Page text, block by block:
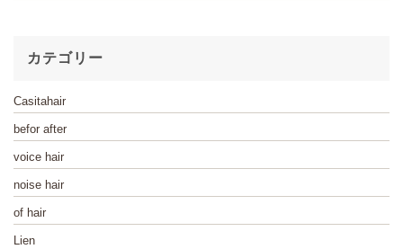
カテゴリー
Casitahair
befor after
voice hair
noise hair
of hair
Lien